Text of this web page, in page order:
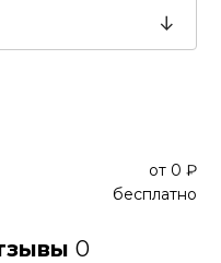
от 0 ₽
бесплатно
0